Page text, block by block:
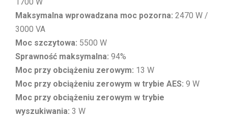
Maksymalna wprowadzana moc pozorna: 2470 W /
3000 VA
Moc szczytowa: 5500 W
Sprawność maksymalna: 94%
Moc przy obciążeniu zerowym: 13 W
Moc przy obciążeniu zerowym w trybie AES: 9 W
Moc przy obciążeniu zerowym w trybie
wyszukiwania: 3 W